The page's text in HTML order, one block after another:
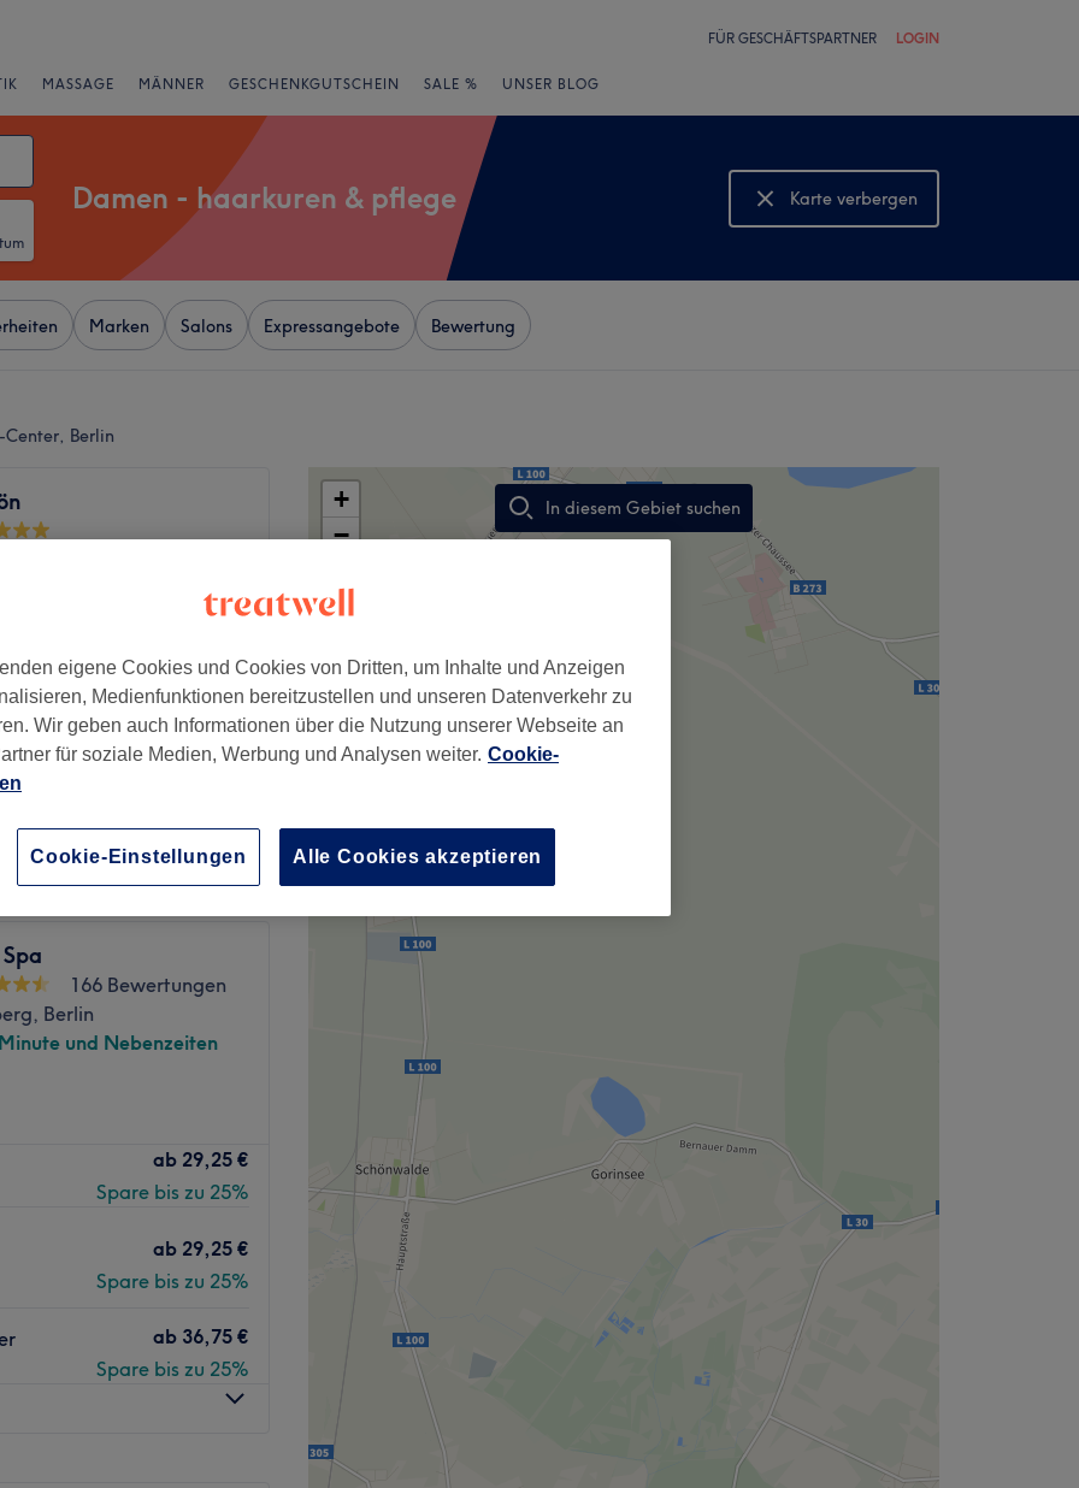
FÜR GESCHÄFTSPARTNER LOGIN
MASSAGE MÄNNER GESCHENKGUTSCHEIN SALE % UNSER BLOG
Damen - haarkuren & pflege
Karte verbergen
Karte anzeigen
Marken Salons Expressangebote Bewertung
Berlin
ab 3 €
oder Strähnen
anders an deine
deiner Reise auf der
dich eine originelle
und
166 Bewertungen
Berlin
und Nebenzeiten
ab 29,25 €
Spare bis zu 25%
ab 29,25 €
Spare bis zu 25%
ab 36,75 €
Spare bis zu 25%
+
−
In diesem Gebiet suchen
,
eigene Cookies und Cookies von Dritten, um Inhalte und Anzeigen
Medienfunktionen bereitzustellen und unseren Datenverkehr zu
Wir geben auch Informationen über die Nutzung unserer Webseite an
für soziale Medien, Werbung und Analysen weiter. Cookie-
Cookie-Einstellungen Alle Cookies akzeptieren